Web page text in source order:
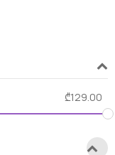
₾129.00